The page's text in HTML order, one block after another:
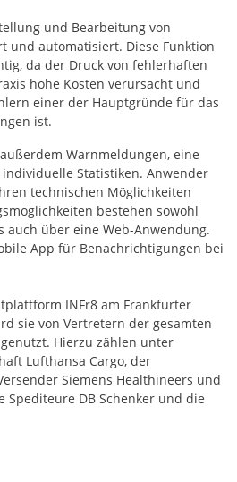
und Bearbeitung von
und automatisiert. Diese Funktion
da der Druck von fehlerhaften
hohe Kosten verursacht und
einer der Hauptgründe für das
ist.
Warnmeldungen, eine
Statistiken. Anwender
technischen Möglichkeiten
bestehen sowohl
auch über eine Web-Anwendung.
App für Benachrichtigungen bei
INFr8 am Frankfurter
sie von Vertretern der gesamten
Hierzu zählen unter
Lufthansa Cargo, der
Siemens Healthineers und
Spediteure DB Schenker und die